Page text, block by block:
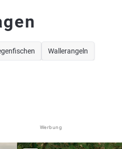
Wallerangeln
Werbung